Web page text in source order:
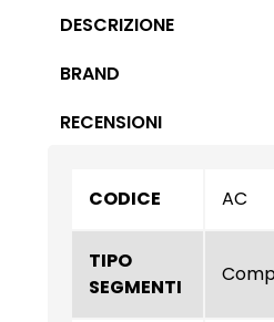
DESCRIZIONE
BRAND
RECENSIONI
CODICE AC
TIPO
SEGMENTI